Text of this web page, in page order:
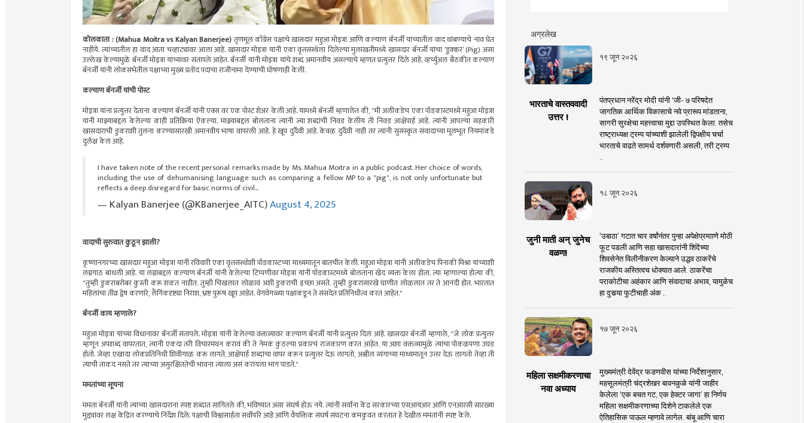
कोलकाता : (Mahua Moitra vs Kalyan Banerjee)तृणमूल काँग्रेस पक्षाचे खासदार महुआ मोइत्रा आणि कल्याण बॅनर्जी यांच्यातील वाद थांबण्याचे नाव घेत
नाहीये. त्यांच्यातील हा वाद आता चव्हाट्यावर आला आहे. खासदार मोइत्रा यांनी एका वृत्तसंस्थेला दिलेल्या मुलाखतीमध्ये खासदार बॅनर्जी यांचा ‘डुक्कर’ (Pig) असा
उल्लेख केल्यामुळे बॅनर्जी मोइत्रा यांच्यावर संतापले आहेत. बॅनर्जी यांनी मोइत्रा यांचे शब्द अमानवीय असल्याचे म्हणत प्रत्युत्तर दिले आहे. व्हर्च्युअल बैठकीत कल्याण
बॅनर्जी यांनी लोकसभेतील पक्षाच्या मुख्य प्रतोद पदाचा राजीनामा देण्याची घोषणाही केली.
कल्याण बॅनर्जी यांची पोस्ट
मोइत्रा यांना प्रत्युत्तर देताना कल्याण बॅनर्जी यांनी एक्स वर एक पोस्ट शेअर केली आहे. यामध्ये बॅनर्जी म्हणालेत की, "मी अलीकडेच एका पॉडकास्टमध्ये महुआ मोइत्रा
यांनी माझ्याबद्दल केलेल्या काही प्रतिक्रिया ऐकल्या. माझ्याबद्दल बोलताना त्यांनी ज्या शब्दांची निवड केलीय ती निवड आक्षेपार्ह आहे. त्यांनी आपल्या सहकारी
खासदाराची डुकराशी तुलना करण्यासारखी अमानवीय भाषा वापरली आहे. हे खूप दुर्दैवी आहे. केवळ दुर्दैवी नाही तर त्यांनी सुसंस्कृत संवादाच्या मूलभूत नियमांकडे
दुर्लक्ष केलं आहे.
I have taken note of the recent personal remarks made by Ms. Mahua Moitra in a public podcast. Her choice of words,
including the use of dehumanising language such as comparing a fellow MP to a "pig", is not only unfortunate but
reflects a deep disregard for basic norms of civil…
— Kalyan Banerjee (@KBanerjee_AITC)August 4, 2025
वादाची सुरुवात कुठून झाली?
कृष्णानगरच्या खासदार महुआ मोइत्रा यांनी रविवारी एका वृत्तसंस्थोशी पॉडकास्टच्या माध्यमातून बातचीत केली. महुआ मोइत्रा यांनी अलीकडेच पिनाकी मिश्रा यांच्याशी
लग्नगाठ बांधली आहे. या लग्नाबद्दल कल्याण बॅनर्जी यांनी केलेल्या टिप्पणीवर मोइत्रा यांनी पॉडकास्टमध्ये बोलताना खेद व्यक्त केला होता. त्या म्हणाल्या होत्या की,
"तुम्ही डुकराबरोबर कुस्ती करू शकत नाहीत. तुम्ही चिखलात लोळावं अशी डुकराची इच्छा असते. तुम्ही डुकरासारखे घाणीत लोळलात तर ते आनंदी होत. भारतात
महिलांचा तीव्र द्वेष करणारे, लैंगिकदृष्ट्या निराश, भ्रष्ट पुरूष खूप आहेत. वेगवेगळ्या पक्षांकडून ते संसदेत प्रतिनिधीत्व करत आहेत."
बॅनर्जी काय म्हणाले?
महुआ मोइत्रा यांच्या विधानावर बॅनर्जी संतापले. मोइत्रा यांनी केलेल्या वक्तव्यावर कल्याण बॅनर्जी यांनी प्रत्युत्तर दिलं आहे. खासदार बॅनर्जी म्हणाले, "जे लोक प्रत्युत्तर
म्हणून अपशब्द वापरतात, त्यांनी एकदा तरी विचारमंथन करावं की ते नेमकं कुठल्या प्रकारचं राजकारण करत आहेत. या अशा वक्तव्यामुळे त्यांचा पोकळपणा उघड
होतो. जेव्हा एखादा लोकप्रतिनिधी शिवीगाळ करू लागते, आक्षेपार्ह शब्दांचा वापर करून प्रत्युत्तर देऊ लागतो, अश्लील व्यंगाच्या माध्यमातून उत्तर देऊ लागतो तेव्हा ती
त्याची ताकद नसते तर त्याच्या असुरक्षिततेची भावना त्याला असं करायला भाग पाडते."
ममतांच्या सूचना
ममता बॅनर्जी यांनी त्यांच्या खासदारांना स्पष्ट शब्दात सांगितले की, भविष्यात असा संघर्ष होऊ नये. त्यांनी सर्वांना केंद्र सरकारच्या एसआयआर आणि एनआरसी सारख्या
मुद्द्यांवर लक्ष केंद्रित करण्याचे निर्देश दिले. पक्षाची विश्वासार्हता सर्वोपरि आहे आणि वैयक्तिक संघर्ष संघटना कमकुवत करतात हे देखील ममतांनी स्पष्ट केले.
अग्रलेख
१९ जून २०२६
भारताचे वास्तववादी
उत्तर !
पंतप्रधान नरेंद्र मोदी यांनी 'जी- ७ परिषदेत
जागतिक आर्थिक विकासाचे नवे प्रारूप मांडताना,
सागरी सुरक्षेचा महत्त्वाचा मुद्दा उपस्थित केला. तसेच
राष्ट्राध्यक्ष ट्रम्प यांच्याशी झालेली द्विपक्षीय चर्चा
भारताचे वाढते सामर्थ दर्शवणारी असली, तरी ट्रम्प
१८ जून २०२६
जुनी माती अन् जुनेच
वळण!
‘उबाठा’ गटात चार वर्षांनंतर पुन्हा अपेक्षेप्रमााणे मोठी
फूट पडली आणि सहा खासदारांनी शिंदेंच्या
शिवसेनेत विलीनीकरण केल्याने उद्धव ठाकरेंचे
राजकीय अस्तित्वच धोक्यात आले. ठाकरेंचा
पराकोटीचा अहंकार आणि संवादाचा अभाव, यामुळेच
हा दुसर्‍या फुटीचाही अंक ..
१७ जून २०२६
महिला सक्षमीकरणाचा
नवा अध्याय
मुख्यमंत्री देवेंद्र फडणवीस यांच्या निर्देशानुसार,
महसूलमंत्री चंद्रशेखर बावनकुळे यांनी जाहीर
केलेला ‘एक बचत गट, एक हेक्टर जागा’ हा निर्णय
महिला सक्षमीकरणाच्या दिशेने टाकलेले एक
ऐतिहासिक पाऊल म्हणावे लागेल. बांबू आणि चारा